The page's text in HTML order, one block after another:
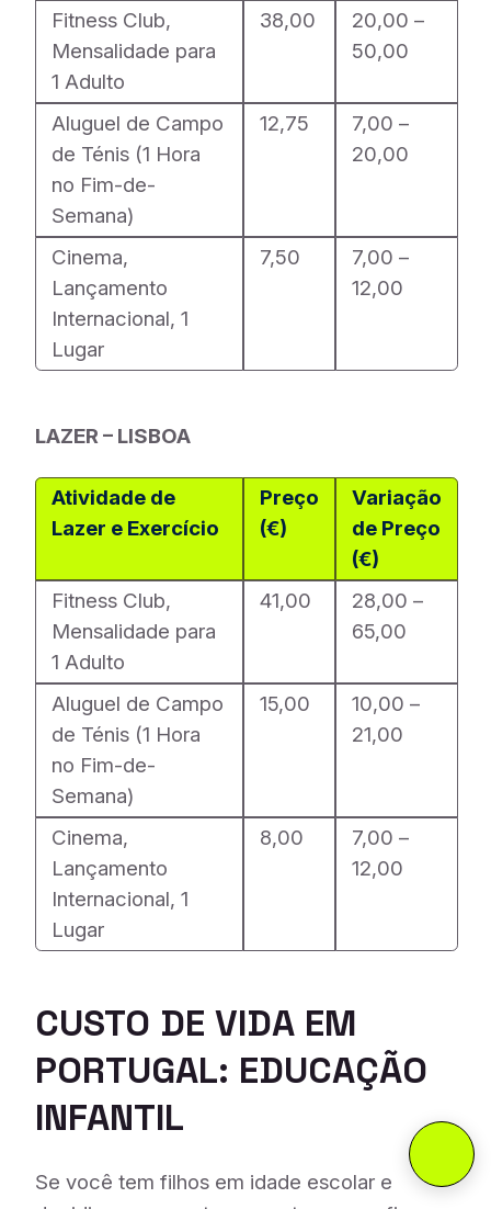
Fitness Club,
Mensalidade para
1 Adulto
38,00
20,00 –
50,00
Aluguel de Campo
de Ténis (1 Hora
no Fim-de-
Semana)
12,75
7,00 –
20,00
Cinema,
Lançamento
Internacional, 1
Lugar
7,50
7,00 –
12,00
LAZER – LISBOA
Atividade de
Lazer e Exercício
Preço
(€)
Variação
de Preço
(€)
Fitness Club,
Mensalidade para
1 Adulto
41,00
28,00 –
65,00
Aluguel de Campo
de Ténis (1 Hora
no Fim-de-
Semana)
15,00
10,00 –
21,00
Cinema,
Lançamento
Internacional, 1
Lugar
8,00
7,00 –
12,00
CUSTO DE VIDA EM
PORTUGAL: EDUCAÇÃO
INFANTIL
Se você tem filhos em idade escolar e